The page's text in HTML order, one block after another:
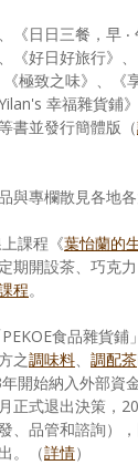
《日日三餐，早 ‧
《好日好旅行》
極致之味》、《
幸福雜貨鋪
書並發行簡體版（
與專欄散見各地各
課程《葉怡蘭的
期開設茶、巧克
程。
食品雜貨鋪
之調味料、 調配茶
開始納入外部資
正式退出決策，
發、品管和諮詢）
。（詳情）